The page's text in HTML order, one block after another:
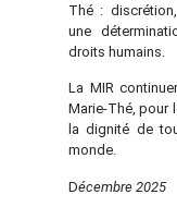
Thé :
une
droits humains.
La MIR
Marie-Thé, pour
la dignité de
monde.
Décembre 2025